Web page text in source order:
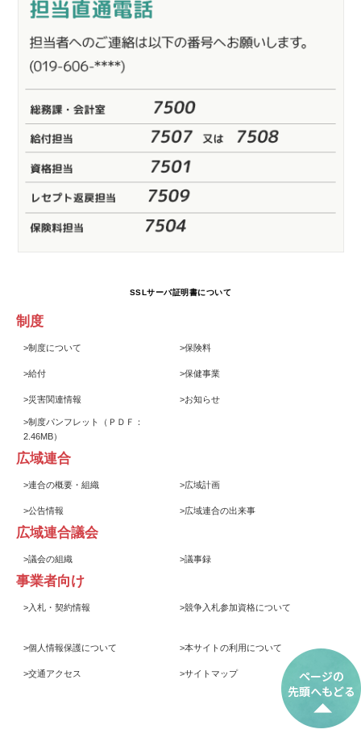
SSLサーバ証明書について
制度
>制度について >保険料
>給付 >保健事業
>災害関連情報 >お知らせ
>制度パンフレット
（ＰＤＦ：
2.46MB）
広域連合
>連合の概要・組織 >広域計画
>公告情報 >広域連合の出来事
広域連合議会
>議会の組織 >議事録
事業者向け
> 入札・契約情報 >競争入札参加資格について
>個人情報保護について >本サイトの利用について
>交通アクセス >サイトマップ